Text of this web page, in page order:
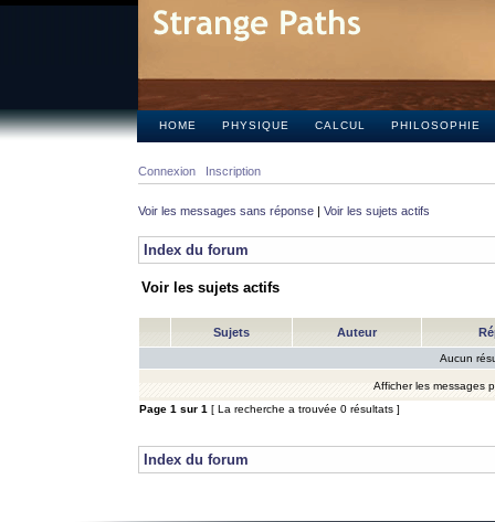
HOME PHYSIQUE CALCUL PHILOSOPHIE
Connexion Inscription
Voir les messages sans réponse | Voir les sujets actifs
Index du forum
Voir les sujets actifs
Sujets Auteur
Aucun
Afficher les messages
Page 1 sur 1 [ La recherche a trouvée 0 résultats ]
Index du forum